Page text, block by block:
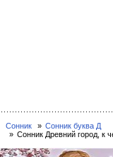
Сонник
Сонник буква Д
Сонник Древний город, к